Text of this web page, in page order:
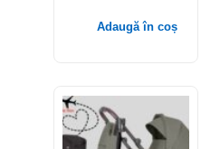
Adaugă în coș
-7%Out of stock